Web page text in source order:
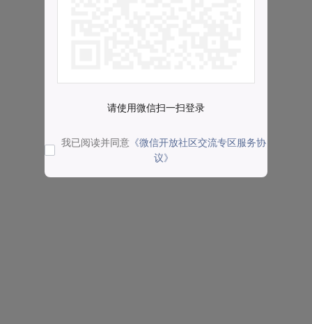
请使用微信扫一扫登录
我已阅读并同意 《微信开放社区交流专区服务协
议》